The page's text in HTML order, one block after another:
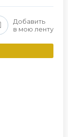
Добавить
в мою ленту